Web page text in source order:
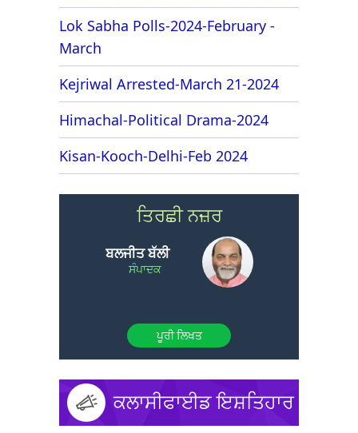
Lok Sabha Polls-2024-February -
March
Kejriwal Arrested-March 21-2024
Himachal-Political Drama-2024
Kisan-Kooch-Delhi-Feb 2024
ਤਿਰਛੀ ਨਜ਼ਰ
ਬਲਜੀਤ ਬੱਲੀ
ਸੰਪਾਦਕ
ਪੂਰੀ ਲਿਖਤ
ਕਲਾਸੀਫਾਈਡ ਇਸ਼ਤਿਹਾਰ